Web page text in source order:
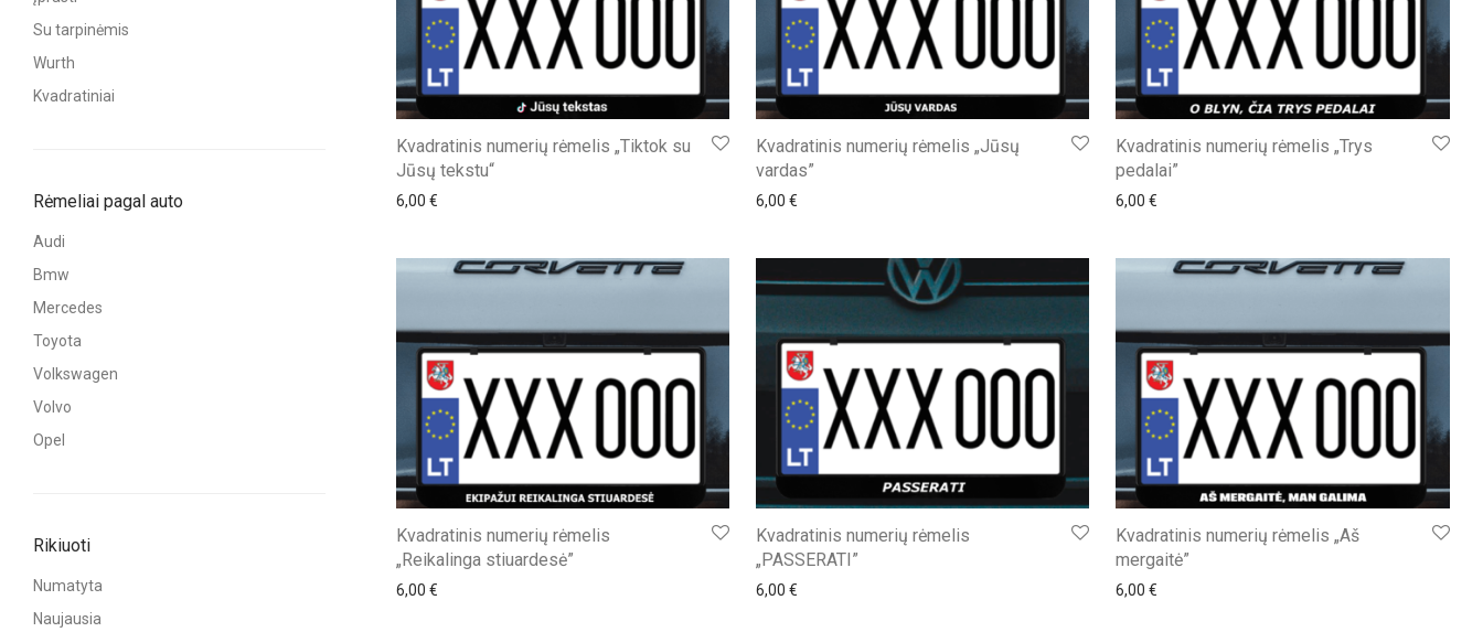
Su tarpinėmis
Wurth
Kvadratiniai
Rėmeliai pagal auto
Audi
Bmw
Mercedes
Toyota
Volkswagen
Volvo
Opel
Rikiuoti
Numatyta
Naujausia
Kvadratinis numerių rėmelis „Tiktok su
Jūsų tekstu“
6,00 €
Kvadratinis numerių rėmelis „Jūsų
vardas”
6,00 €
Kvadratinis numerių rėmelis „Trys
pedalai”
6,00€
Kvadratinis numerių rėmelis
„Reikalinga stiuardesė”
6,00 €
Kvadratinis numerių rėmelis
„PASSERATI”
6,00 €
Kvadratinis numerių rėmelis „Aš
mergaitė”
6,00€